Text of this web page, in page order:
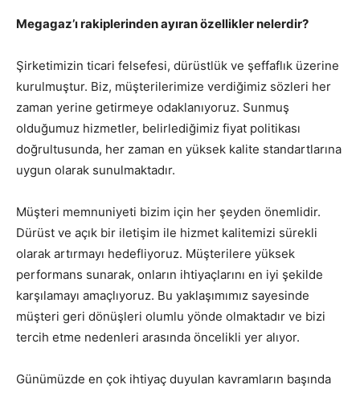
Megagaz’ı rakiplerinden ayıran özellikler nelerdir?
Şirketimizin ticari felsefesi, dürüstlük ve şeffaflık üzerine
kurulmuştur. Biz, müşterilerimize verdiğimiz sözleri her
zaman yerine getirmeye odaklanıyoruz. Sunmuş
olduğumuz hizmetler, belirlediğimiz fiyat politikası
doğrultusunda, her zaman en yüksek kalite standartlarına
uygun olarak sunulmaktadır.
Müşteri memnuniyeti bizim için her şeyden önemlidir.
Dürüst ve açık bir iletişim ile hizmet kalitemizi sürekli
olarak artırmayı hedefliyoruz. Müşterilere yüksek
performans sunarak, onların ihtiyaçlarını en iyi şekilde
karşılamayı amaçlıyoruz. Bu yaklaşımımız sayesinde
müşteri geri dönüşleri olumlu yönde olmaktadır ve bizi
tercih etme nedenleri arasında öncelikli yer alıyor.
Günümüzde en çok ihtiyaç duyulan kavramların başında